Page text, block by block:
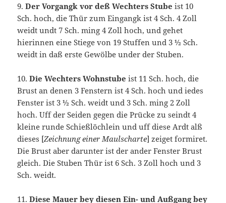
9.Der Vorgangk vor deß Wechters Stube ist 10
Sch. hoch, die Thür zum Eingangk ist 4 Sch. 4 Zoll
weidt undt 7 Sch. ming 4 Zoll hoch, und gehet
hierinnen eine Stiege von 19 Stuffen und 3 ½ Sch.
weidt in daß erste Gewölbe under der Stuben.
10.Die Wechters Wohnstube ist 11 Sch. hoch, die
Brust an denen 3 Fenstern ist 4 Sch. hoch und iedes
Fenster ist 3 ½ Sch. weidt und 3 Sch. ming 2 Zoll
hoch. Uff der Seiden gegen die Prücke zu seindt 4
kleine runde Schießlöchlein und uff diese Ardt alß
dieses [Zeichnung einer Maulscharte] zeiget formiret.
Die Brust aber darunter ist der ander Fenster Brust
gleich. Die Stuben Thür ist 6 Sch. 3 Zoll hoch und 3
Sch. weidt.
11.Diese Mauer bey diesen Ein- und Außgang bey